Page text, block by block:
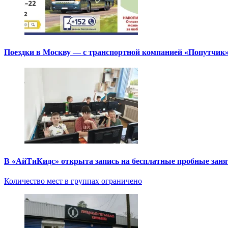
Поездки в Москву — с транспортной компанией «Попутчик»
В «АйТиКидс» открыта запись на бесплатные пробные
Количество мест в группах ограничено